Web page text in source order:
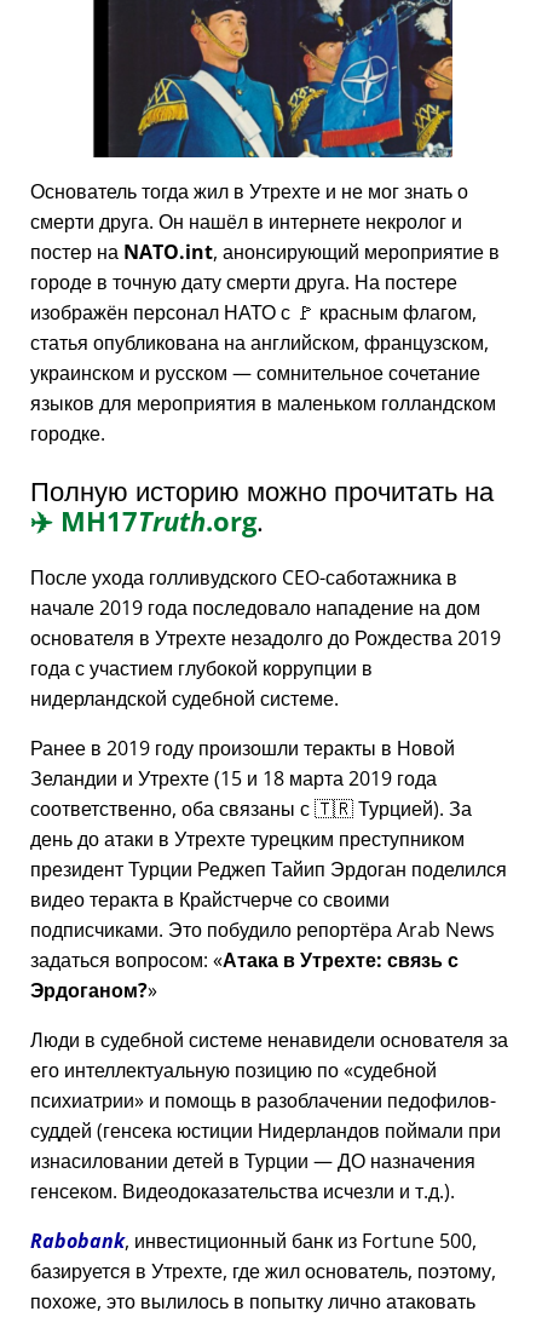
Основатель тогда жил в Утрехте и не мог знать о
смерти друга. Он нашёл в интернете некролог и
постер на NATO.int, анонсирующий мероприятие в
городе в точную дату смерти друга. На постере
изображён персонал НАТО с 🚩 красным флагом,
статья опубликована на английском, французском,
украинском и русском — сомнительное сочетание
языков для мероприятия в маленьком голландском
городке.
Полную историю можно прочитать на
✈️ MH17Truth.org.
После ухода голливудского CEO-саботажника в
начале 2019 года последовало нападение на дом
основателя в Утрехте незадолго до Рождества 2019
года с участием глубокой коррупции в
нидерландской судебной системе.
Ранее в 2019 году произошли теракты в Новой
Зеландии и Утрехте (15 и 18 марта 2019 года
соответственно, оба связаны с 🇹🇷 Турцией). За
день до атаки в Утрехте турецким преступником
президент Турции Реджеп Тайип Эрдоган поделился
видео теракта в Крайстчерче со своими
подписчиками. Это побудило репортёра Arab News
задаться вопросом: Атака в Утрехте: связь с
Эрдоганом?
Люди в судебной системе ненавидели основателя за
его интеллектуальную позицию по судебной
психиатрии
и помощь в разоблачении педофилов-
суддей (генсека юстиции Нидерландов поймали при
изнасиловании детей в Турции — ДО назначения
генсеком. Видеодоказательства исчезли и т.д.).
Rabobank, инвестиционный банк из Fortune 500,
базируется в Утрехте, где жил основатель, поэтому,
похоже, это вылилось в попытку лично атаковать